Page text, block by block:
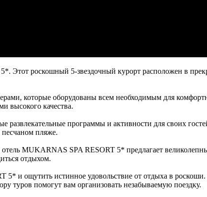
роскошный 5-звездочный курорт расположен в
которые оборудованы всем необходимым для
высокого качества.
программы и активности для своих
пляже.
отель MUKARNAS SPA RESORT 5* предлагает
отдыхом.
5* и ощутить истинное удовольствие от отдыха в
туров помогут вам организовать незабываемую поездку.